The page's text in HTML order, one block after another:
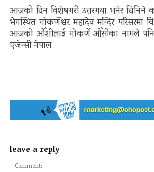
आजको दिन विशेषगरी उत्तरगया भनेर चिनिने
भेगस्थित गोकर्णेश्वर महादेव मन्दिर परिसरमा
आजको औँशीलाई गोकर्णे औँसीका नामले
एजेन्सी नेपाल
leave a reply